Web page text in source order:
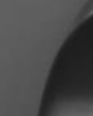
テスト
Golf News
REVIEWS
DRIVERS